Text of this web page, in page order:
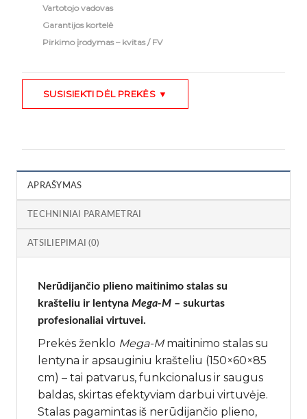
Vartotojo vadovas
Garantijos kortelė
Pirkimo įrodymas – kvitas / FV
SUSISIEKTI DĖL PREKĖS ▼
APRAŠYMAS
TECHNINIAI PARAMETRAI
ATSILIEPIMAI (0)
Nerūdijančio plieno maitinimo stalas su
krašteliu ir lentyna Mega-M – sukurtas
profesionaliai virtuvei.
Prekės ženklo Mega-Mmaitinimo stalas su
lentyna ir apsauginiu krašteliu (150×60×85
cm) – tai patvarus, funkcionalus ir saugus
baldas, skirtas efektyviam darbui virtuvėje.
Stalas pagamintas iš nerūdijančio plieno,